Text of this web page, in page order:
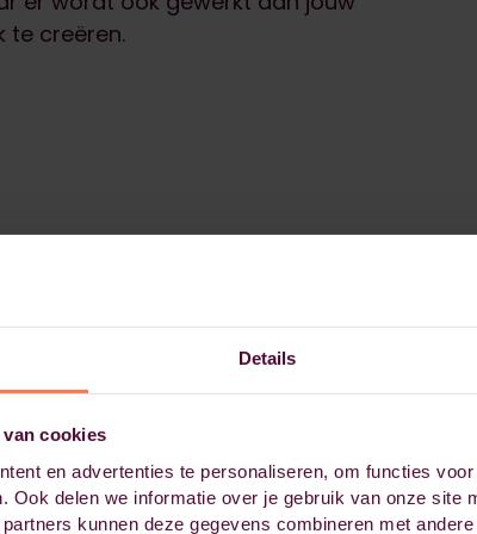
Details
cookies
en advertenties te personaliseren, om functies
Ook delen we informatie over je gebruik van onze site
kunnen deze gegevens combineren met
te creëren.